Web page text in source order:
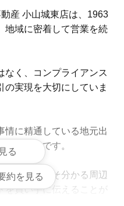
産 小山城東店は、1963
地域に密着して営業を続
なく、コンプライアンス
の実現を大切にしていま
情に精通している地元出
ることです。
者だからこそ分かる周辺
を買い手に伝えることが
る
約を見る